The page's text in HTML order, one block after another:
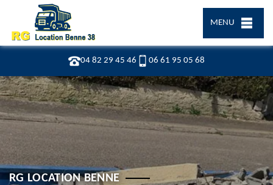
04 82 29 45 46 06 61 95 05 68
MENU
RG LOCATION BENNE